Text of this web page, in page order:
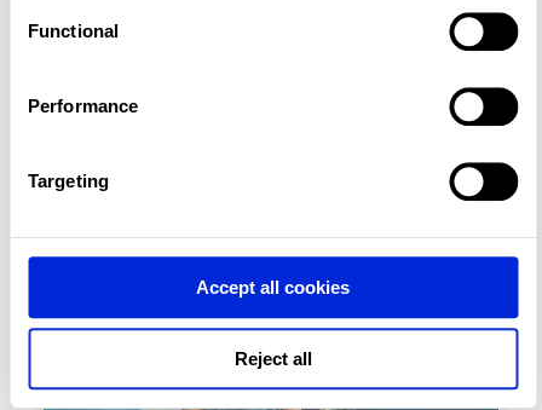
Functional
Performance
Targeting
Accept all cookies
Reject all
Part 4 - The trade-off between
software and spreadsheets
Continue reading